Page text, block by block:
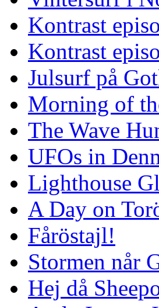
Kontrast
Kontrast
Julsurf på
Morning of
The Wave
UFOs in
Lighthouse
A Day on
Fåröstajl!
Stormen når
Hej då